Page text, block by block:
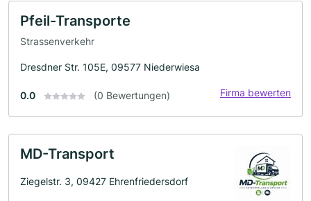
Pfeil-Transporte
Strassenverkehr
Dresdner Str. 105E, 09577 Niederwiesa
0.0 (0 Bewertungen) Firma bewerten
MD-Transport
Ziegelstr. 3, 09427 Ehrenfriedersdorf